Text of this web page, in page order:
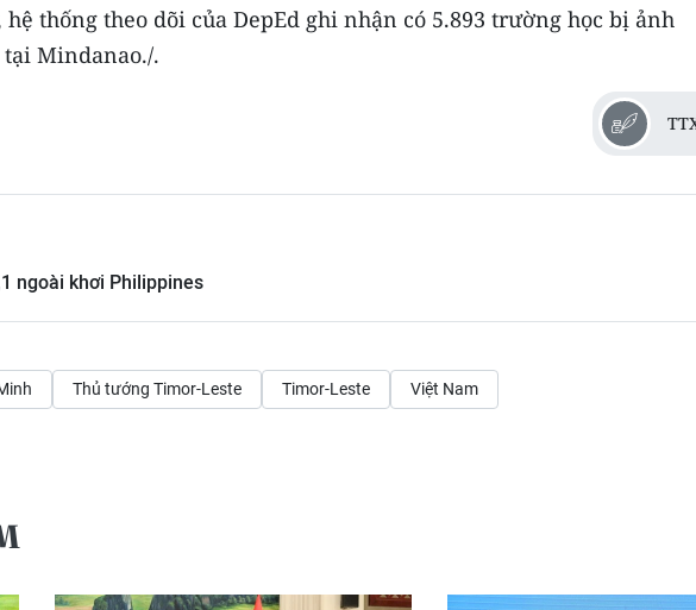
hệ thống theo dõi của DepEd ghi nhận có 5.893 trường học bị ảnh
Mindanao./.
ngoài khơi Philippines
Thủ tướng Timor-Leste Timor-Leste Việt Nam